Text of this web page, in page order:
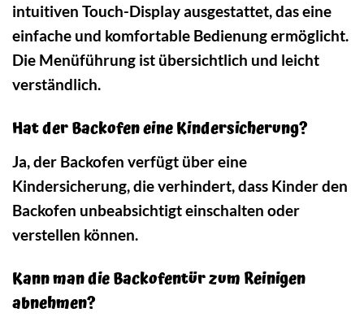
intuitiven Touch-Display ausgestattet, das eine
einfache und komfortable Bedienung ermöglicht.
Die Menüführung ist übersichtlich und leicht
verständlich.
Hat der Backofen eine Kindersicherung?
Ja, der Backofen verfügt über eine
Kindersicherung, die verhindert, dass Kinder den
Backofen unbeabsichtigt einschalten oder
verstellen können.
Kann man die Backofentür zum Reinigen
abnehmen?